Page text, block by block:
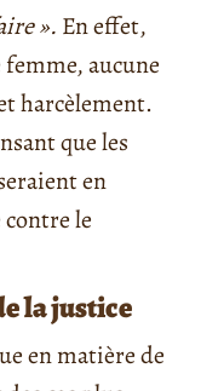
». En effet,
aucune
harcèlement.
que les
en
le
la justice
en matière de